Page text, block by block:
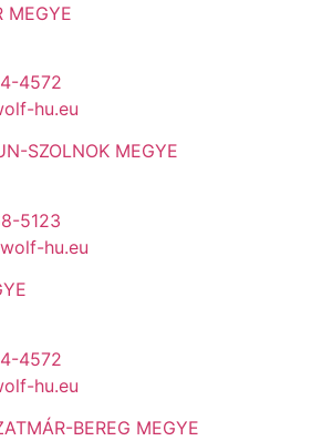
MEGYE
4572
hu.eu
SZOLNOK MEGYE
5123
hu.eu
4572
hu.eu
BEREG MEGYE